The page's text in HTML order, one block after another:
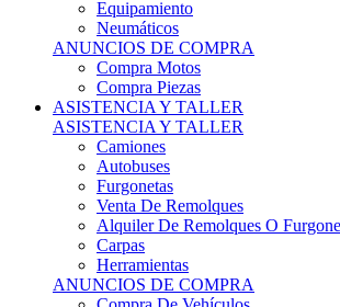
ANUNCIOS DE COMPRA
Compra Motos
Compra Piezas
ASISTENCIA Y TALLER
ASISTENCIA Y TALLER
Camiones
Autobuses
Furgonetas
Venta De Remolques
Alquiler De Remolques O Furgones
Carpas
Herramientas
ANUNCIOS DE COMPRA
Compra De Vehículos
Compra De Herramientas